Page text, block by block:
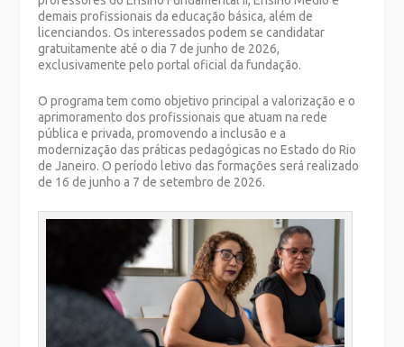
demais profissionais da educação básica, além de
licenciandos. Os interessados podem se candidatar
gratuitamente até o dia 7 de junho de 2026,
exclusivamente pelo portal oficial da fundação.
O programa tem como objetivo principal a valorização e o
aprimoramento dos profissionais que atuam na rede
pública e privada, promovendo a inclusão e a
modernização das práticas pedagógicas no Estado do Rio
de Janeiro. O período letivo das formações será realizado
de 16 de junho a 7 de setembro de 2026.